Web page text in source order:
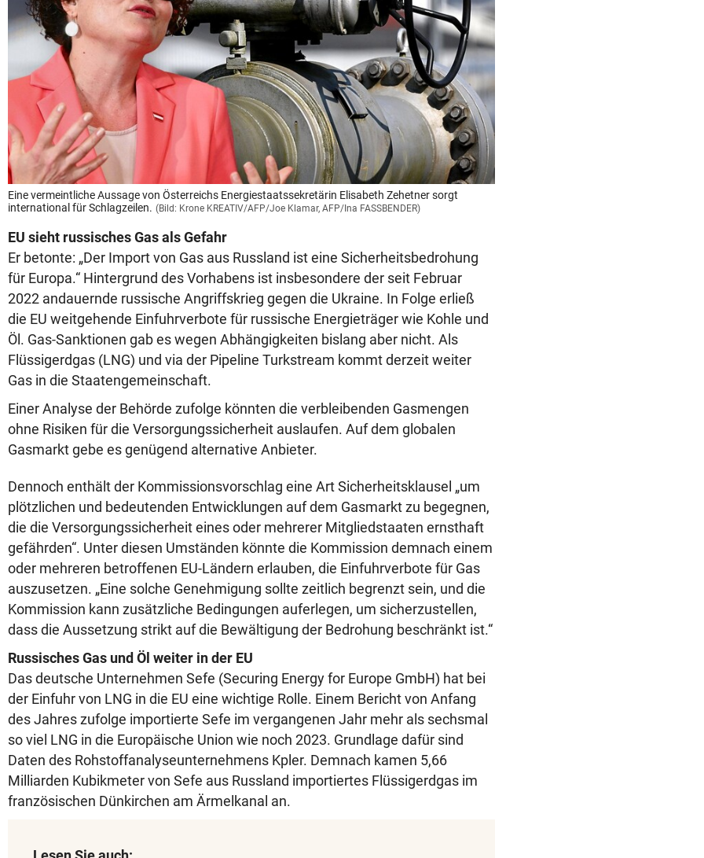
Eine vermeintliche Aussage von Österreichs Energiestaatssekretärin Elisabeth Zehetner sorgt
international für Schlagzeilen. (Bild: Krone KREATIV/AFP/Joe Klamar, AFP/Ina FASSBENDER)
EU sieht russisches Gas als Gefahr
Er betonte: „Der Import von Gas aus Russland ist eine Sicherheitsbedrohung
für Europa.“ Hintergrund des Vorhabens ist insbesondere der seit Februar
2022 andauernde russische Angriffskrieg gegen die Ukraine. In Folge erließ
die EU weitgehende Einfuhrverbote für russische Energieträger wie Kohle und
Öl. Gas-Sanktionen gab es wegen Abhängigkeiten bislang aber nicht. Als
Flüssigerdgas (LNG) und via der Pipeline Turkstream kommt derzeit weiter
Gas in die Staatengemeinschaft.
Einer Analyse der Behörde zufolge könnten die verbleibenden Gasmengen
ohne Risiken für die Versorgungssicherheit auslaufen. Auf dem globalen
Gasmarkt gebe es genügend alternative Anbieter.
Dennoch enthält der Kommissionsvorschlag eine Art Sicherheitsklausel „um
plötzlichen und bedeutenden Entwicklungen auf dem Gasmarkt zu begegnen,
die die Versorgungssicherheit eines oder mehrerer Mitgliedstaaten ernsthaft
gefährden“. Unter diesen Umständen könnte die Kommission demnach einem
oder mehreren betroffenen EU-Ländern erlauben, die Einfuhrverbote für Gas
auszusetzen. „Eine solche Genehmigung sollte zeitlich begrenzt sein, und die
Kommission kann zusätzliche Bedingungen auferlegen, um sicherzustellen,
dass die Aussetzung strikt auf die Bewältigung der Bedrohung beschränkt ist.“
Russisches Gas und Öl weiter in der EU
Das deutsche Unternehmen Sefe (Securing Energy for Europe GmbH) hat bei
der Einfuhr von LNG in die EU eine wichtige Rolle. Einem Bericht von Anfang
des Jahres zufolge importierte Sefe im vergangenen Jahr mehr als sechsmal
so viel LNG in die Europäische Union wie noch 2023. Grundlage dafür sind
Daten des Rohstoffanalyseunternehmens Kpler. Demnach kamen 5,66
Milliarden Kubikmeter von Sefe aus Russland importiertes Flüssigerdgas im
französischen Dünkirchen am Ärmelkanal an.